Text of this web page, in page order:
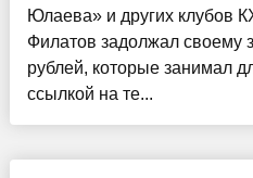
Юлаева» и других клубов
Филатов задолжал своему
рублей, которые занимал
ссылкой на те...